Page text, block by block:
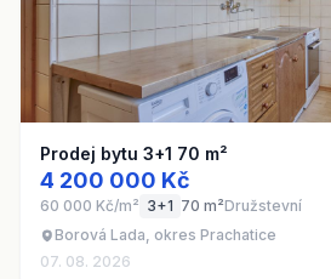
Prodej bytu 3+1 70 m²
4 200 000 Kč
60 000 Kč/m² 3+1 70 m²Družstevní
Borová Lada, okres Prachatice
07. 08. 2026